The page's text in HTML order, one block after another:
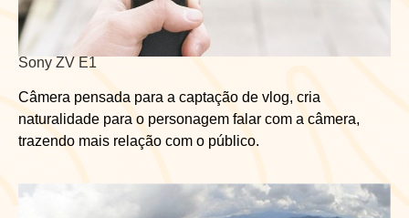
Sony ZV E1
Câmera pensada para a captação de vlog, cria
naturalidade para o personagem falar com a câmera,
trazendo mais relação com o público.